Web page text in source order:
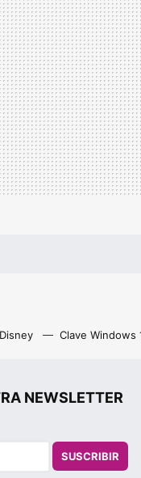
Clave Windows
NEWSLETTER
SUSCRIBIR